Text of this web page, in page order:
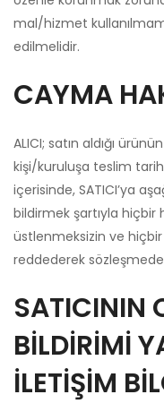
mal/hizmet
edilmelidir.
CAYMA
ALICI; satın aldığı
kişi/kuruluşa teslim
içerisinde, SATICI’ya
bildirmek şartıyla hiçbir
üstlenmeksizin ve
reddederek
SATICININ
BİLDİRİMİ
İLETİŞİM